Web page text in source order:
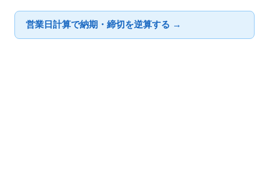
営業日計算で納期・締切を逆算する →